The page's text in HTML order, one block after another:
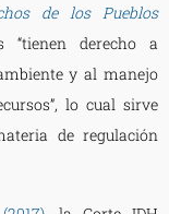
de los Pueblos
“tienen derecho a
y al manejo
lo cual sirve
de regulación